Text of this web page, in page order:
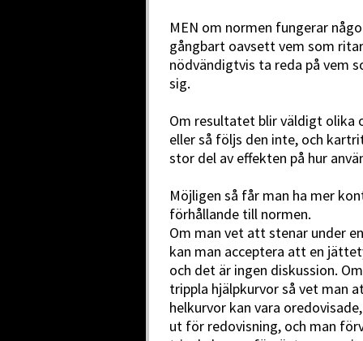
MEN om normen fungerar
gångbart oavsett vem som
nödvändigtvis ta reda på vem
sig.
Om resultatet blir väldigt olika
eller så följs den inte, och
stor del av effekten på hur
Möjligen så får man ha mer
förhållande till normen.
Om man vet att stenar under
kan man acceptera att en
och det är ingen diskussion.
trippla hjälpkurvor så vet man
helkurvor kan vara
ut för redovisning, och man